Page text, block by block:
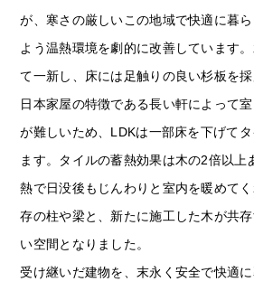
が、寒さの厳しいこの地域で快適に暮
よう温熱環境を劇的に改善しています
て一新し、床には足触りの良い杉板を採
日本家屋の特徴である長い軒によって
が難しいため、LDKは一部床を下げて
ます。タイルの蓄熱効果は木の2倍以上
熱で日没後もじんわりと室内を暖めて
存の柱や梁と、新たに施工した木が共
い空間となりました。
受け継いだ建物を、末永く安全で快適